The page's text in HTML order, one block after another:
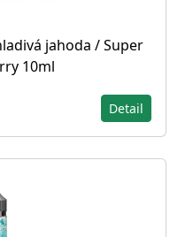
jahoda / Super
10ml
Detail